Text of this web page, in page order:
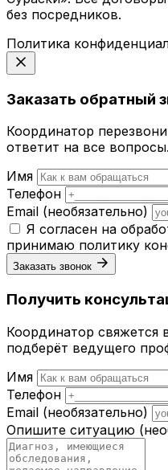
без посредников.
Политика
Заказать обратный
Координатор
ответит на все вопросы.
Имя
Телефон
Email (необязательно)
Я согласен на
принимаю политику
Заказать звонок
Получить
Координатор свяжется
подберёт ведущего
Имя
Телефон
Email (необязательно)
Опишите ситуацию